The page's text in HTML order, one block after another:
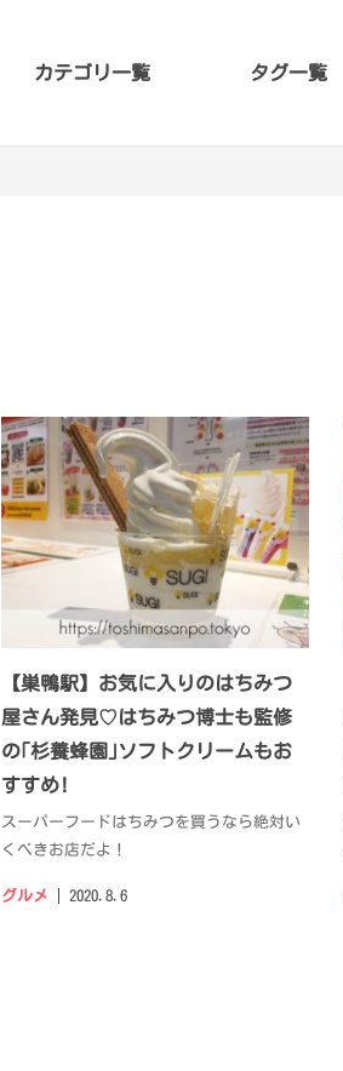
カテゴリ一覧 タグ一覧
【巣鴨駅】お気に入りのはちみつ
屋さん発見♡はちみつ博士も監修
の｢杉養蜂園｣ソフトクリームもお
すすめ!
スーパーフードはちみつを買うなら絶対い
くべきお店だよ！
グルメ 2020.8.6